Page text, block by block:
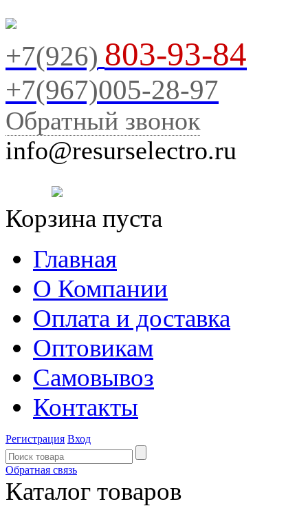
+7(926) 803-93-84
+7(967)005-28-97
Обратный звонок
info@resurselectro.ru
Корзина пуста
Главная
О Компании
Оплата и доставка
Оптовикам
Самовывоз
Контакты
Регистрация Вход
Обратная связь
Каталог товаров